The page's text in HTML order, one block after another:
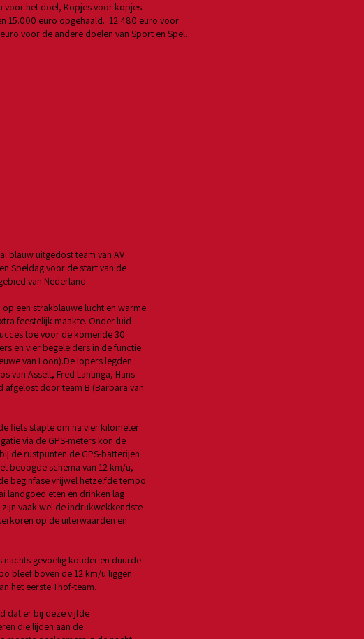
voor het doel, Kopjes voor kopjes.
15.000 euro opgehaald. 12.480 euro voor
voor de andere doelen van Sport en Spel.
blauw uitgedost team van AV
Speldag voor de start van de
van Nederland.
een strakblauwe lucht en warme
feestelijk maakte. Onder luid
toe voor de komende 30
en vier begeleiders in de functie
van Loon).De lopers legden
van Asselt, Fred Lantinga, Hans
afgelost door team B (Barbara van
fiets stapte om na vier kilometer
via de GPS-meters kon de
de rustpunten de GPS-batterijen
beoogde schema van 12 km/u,
beginfase vrijwel hetzelfde tempo
landgoed eten en drinken lag
vaak wel de indrukwekkendste
op de uiterwaarden en
gevoelig kouder en duurde
bleef boven de 12 km/u liggen
het eerste Thof-team.
dat er bij deze vijfde
die lijden aan de